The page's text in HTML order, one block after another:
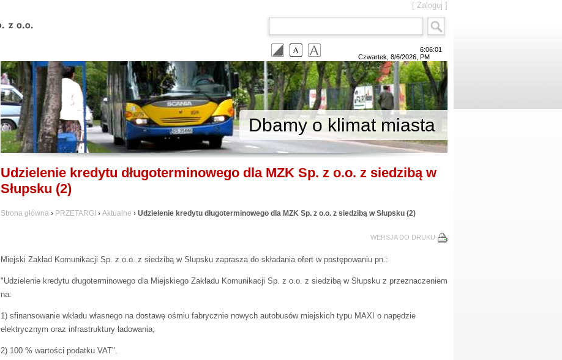
Dbamy o klimat miasta
[ Zaloguj ]
Czwartek 8/6/2026
6:06:01
PM
Udzielenie kredytu długoterminowego dla MZK Sp. z o.o. z siedzibą w
Słupsku (2)
Strona główna › PRZETARGI › Aktualne › Udzielenie kredytu długoterminowego dla MZK Sp. z o.o. z siedzibą w Słupsku (2)
WERSJA DO DRUKU
Miejski Zakład Komunikacji Sp. z o.o. z siedzibą w Slupsku zaprasza do składania ofert w postępowaniu pn.:
"Udzielenie kredytu długoterminowego dla Miejskiego Zakładu Komunikacji Sp. z o.o. z siedzibą w Słupsku z przeznaczeniem
na:
1) sfinansowanie wkładu własnego na dostawę ośmiu fabrycznie nowych autobusów miejskich typu MAXI o napędzie
elektrycznym oraz infrastruktury ładowania;
2) 100 % wartości podatku VAT".